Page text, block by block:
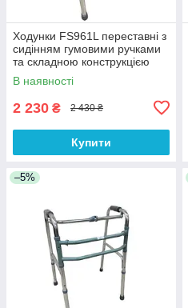
Ходунки FS961L переставні з
сидінням гумовими ручками
та складною конструкцією
В наявності
2 230 ₴ 2 430 ₴
Купити
–5%